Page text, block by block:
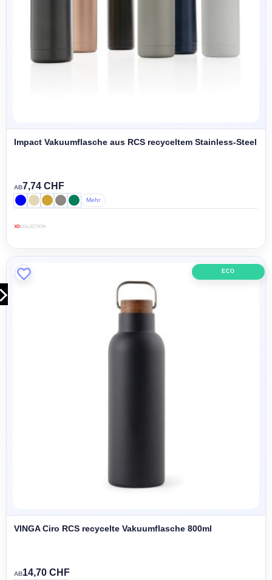
Impact Vakuumflasche aus RCS recyceltem Stainless-Steel
Mehr
AB7,74 CHF
ECO
VINGA Ciro RCS recycelte Vakuumflasche 800ml
AB14,70 CHF